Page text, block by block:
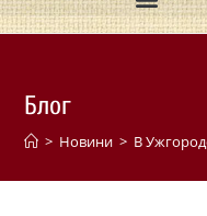
Блог
> Новини > В